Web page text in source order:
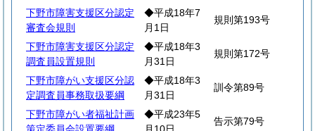
下野市障害支援区分認定
審査会規則
◆平成18年7
月1日
規則第193号
下野市障害支援区分認定
調査員設置規則
◆平成18年3
月31日
規則第172号
下野市障がい支援区分認
定調査員事務取扱要綱
◆平成18年3
月31日
訓令第89号
下野市障がい者福祉計画
◆平成23年5
告示第79号